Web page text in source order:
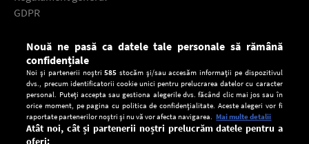
GDPR
Descarcă gratuit aplicaţia Europa FM pentru smartphone:
Nouă ne pasă ca datele tale personale să rămână
confidențiale
Noi și partenerii noștri585 stocăm și/sau accesăm informații pe dispozitivul
dvs., precum identificatorii cookie unici pentru prelucrarea datelor cu caracter
personal. Puteți accepta sau gestiona alegerile dvs. făcând clic mai jos sau în
orice moment, pe pagina cu politica de confidențialitate. Aceste alegeri vor fi
raportate partenerilor noștri și nu vă vor afecta navigarea. Mai multe detalii
Atât noi, cât și partenerii noștri prelucrăm datele pentru a
oferi: